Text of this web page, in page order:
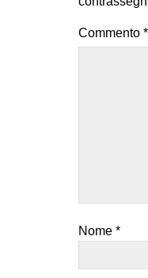
Commento *
Nome *